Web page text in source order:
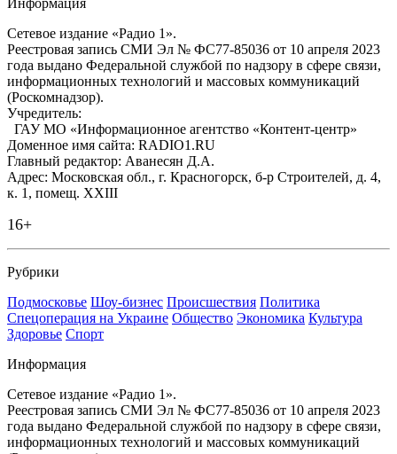
Информация
Сетевое издание «Радио 1».
Реестровая запись СМИ Эл № ФС77-85036 от 10 апреля 2023
года выдано Федеральной службой по надзору в сфере связи,
информационных технологий и массовых коммуникаций
(Роскомнадзор).
Учредитель:
ГАУ МО «Информационное агентство «Контент-центр»
Доменное имя сайта: RADIO1.RU
Главный редактор: Аванесян Д.А.
Адрес: Московская обл., г. Красногорск, б-р Строителей, д. 4,
к. 1, помещ. XXIII
16+
Рубрики
Подмосковье Шоу-бизнес Происшествия Политика
Спецоперация на Украине Общество Экономика Культура
Здоровье Спорт
Информация
Сетевое издание «Радио 1».
Реестровая запись СМИ Эл № ФС77-85036 от 10 апреля 2023
года выдано Федеральной службой по надзору в сфере связи,
информационных технологий и массовых коммуникаций